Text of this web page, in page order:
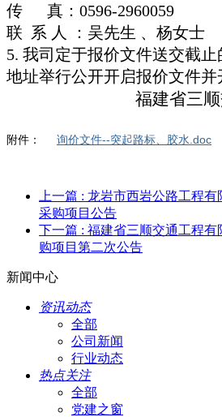
传 真：0596-2960059
联 系 人 ：吴先生 、杨女士
5. 我司定于报价文件送交截
地址举行公开开启报价文件并
福建省三
附件： 询价文件--突起路标、胶水.doc
上一篇 : 龙岩市西岩公路工程
采购项目公告
下一篇 : 福建省三顺交通工程
购项目第二次公告
新闻中心
资讯动态
全部
公司新闻
行业动态
热点关注
全部
党建之窗